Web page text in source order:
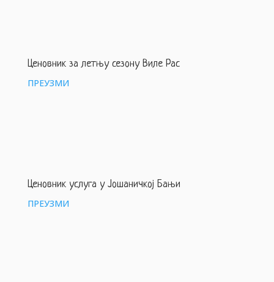
Ценовник за летњу сезону Виле Рас
ПРЕУЗМИ
Ценовник услуга у Јошаничкој Бањи
ПРЕУЗМИ